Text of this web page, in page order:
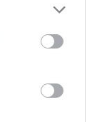
more Google
may click to
party tags to
below Google
Pinterest